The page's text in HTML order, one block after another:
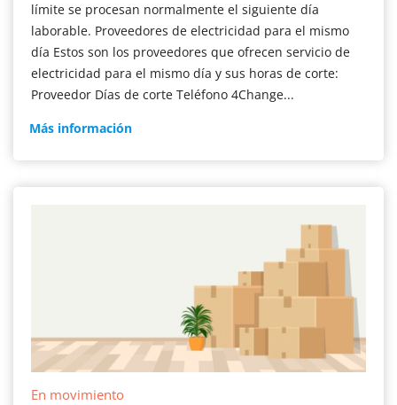
límite se procesan normalmente el siguiente día
laborable. Proveedores de electricidad para el mismo
día Estos son los proveedores que ofrecen servicio de
electricidad para el mismo día y sus horas de corte:
Proveedor Días de corte Teléfono 4Change...
Más informaciónPower
En movimiento